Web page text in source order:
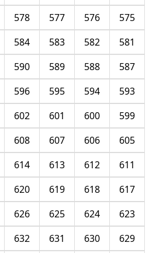
575
576
577
578
581
582
583
584
587
588
589
590
593
594
595
596
599
600
601
602
605
606
607
608
611
612
613
614
617
618
619
620
623
624
625
626
629
630
631
632